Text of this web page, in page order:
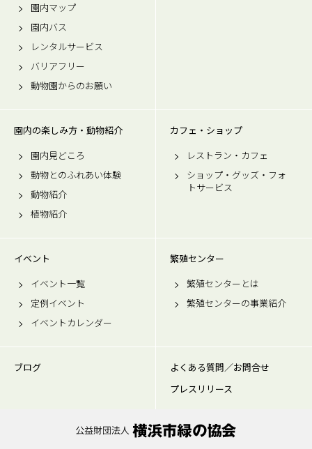
園内マップ
園内バス
レンタルサービス
バリアフリー
動物園からのお願い
園内の楽しみ方・動物紹介
園内見どころ
動物とのふれあい体験
動物紹介
植物紹介
カフェ・ショップ
レストラン・カフェ
ショップ・グッズ・フォ
トサービス
イベント
イベント一覧
定例イベント
イベントカレンダー
繁殖センター
繁殖センターとは
繁殖センターの事業紹介
ブログ
よくある質問／お問合せ
プレスリリース